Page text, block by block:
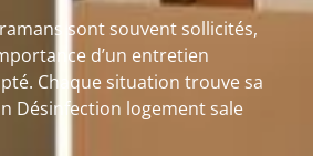
sont souvent sollicités,
d’un entretien
Chaque situation trouve sa
Désinfection logement sale